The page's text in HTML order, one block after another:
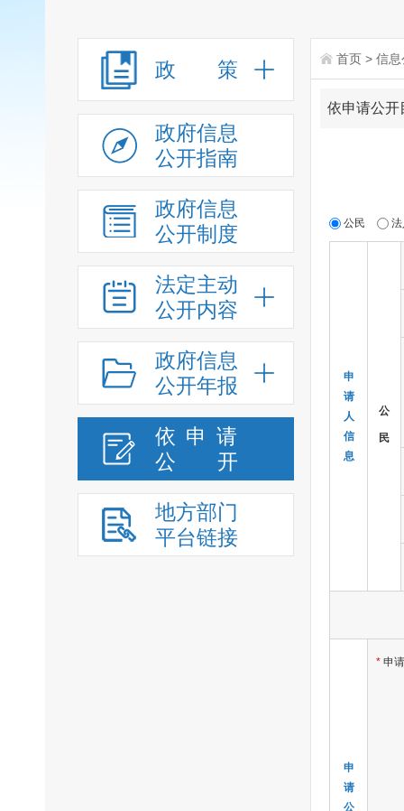
政 策
政府信息
公开指南
政府信息
公开制度
法定主动
公开内容
政府信息
公开年报
依申请
公
开
地方部门
平台链接
首页 > 信息
依申请公开
公民
申
请
人
信
息
公
民
申
请
公
* 申